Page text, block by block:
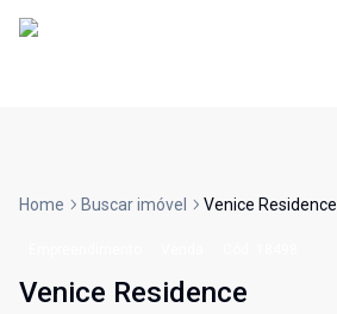
Home Buscar imóvel Venice Residence
Venice Residence